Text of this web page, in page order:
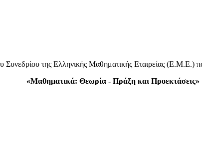
της Ελληνικής Μαθηματικής Εταιρείας (Ε.Μ.Ε.)
«Μαθηματικά: Θεωρία - Πράξη και Προεκτάσεις»